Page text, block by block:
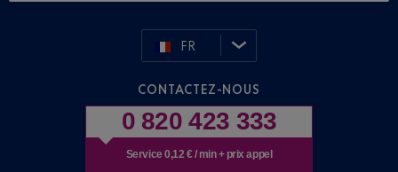
FR
CONTACTEZ-NOUS
0 820 423 333
Service 0,12 € / min + prix appel